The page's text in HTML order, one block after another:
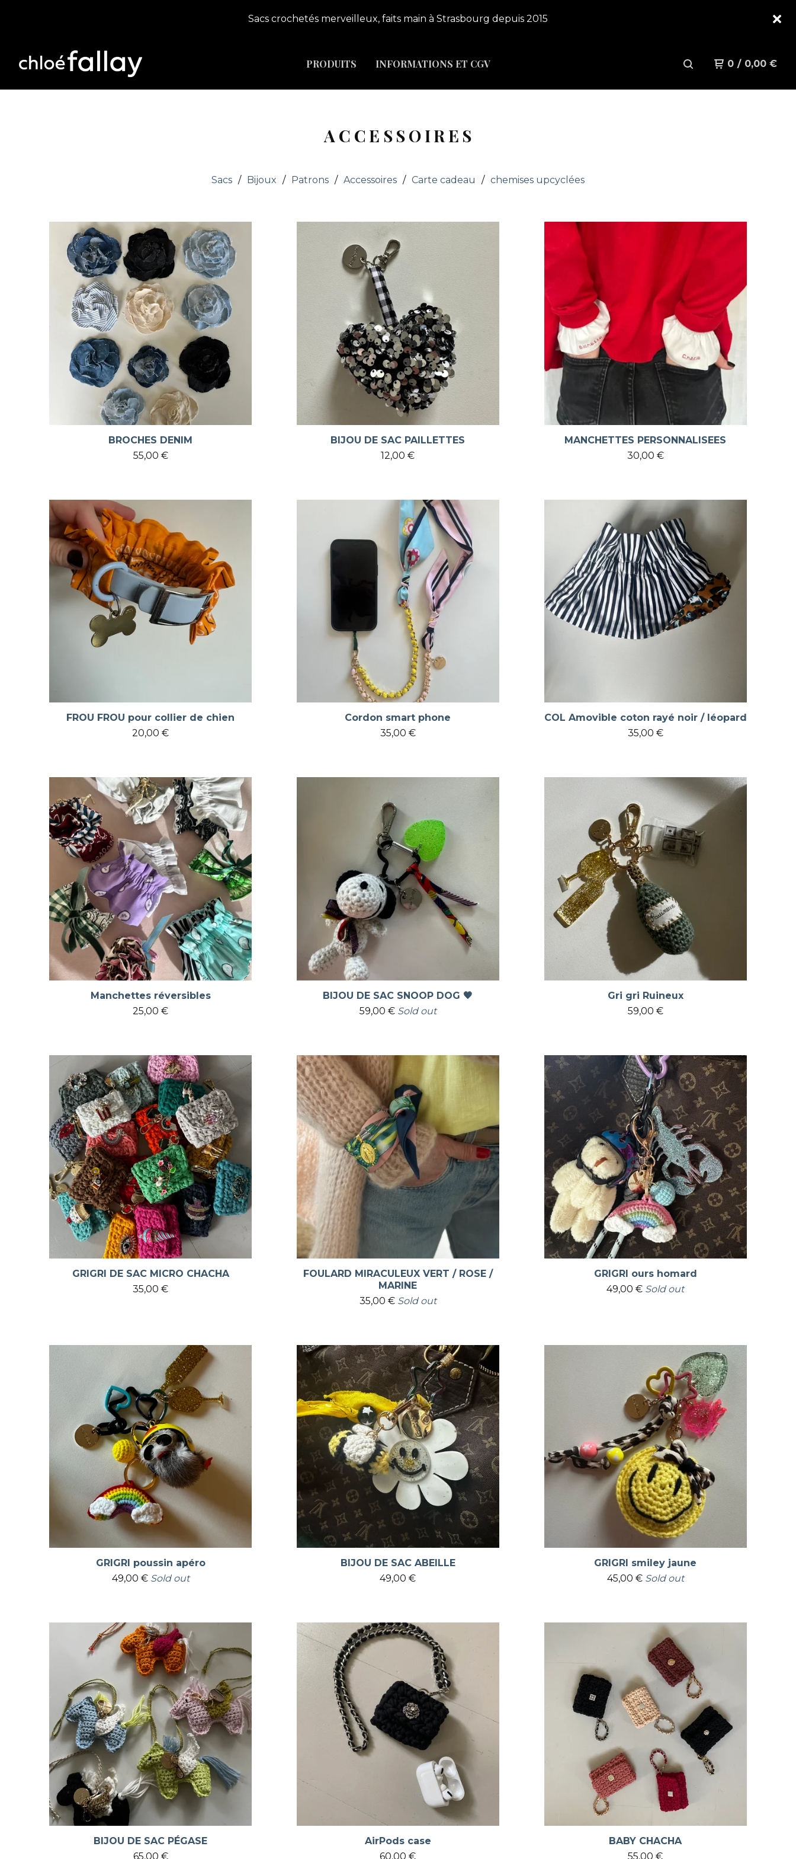
Sacs crochetés merveilleux, faits main à Strasbourg depuis 2015
PRODUITS INFORMATIONS ET CGV 0 / 0,00 €
ACCESSOIRES
Sacs Bijoux Patrons Accessoires Carte cadeau chemises upcyclées
BROCHES DENIM
55,00 €
BIJOU DE SAC PAILLETTES
12,00€
MANCHETTES PERSONNALISEES
30,00 €
FROU FROU pour collier de chien
20,00€
Cordon smart phone
35,00 €
COL Amovible coton rayé noir / léopard
35,00 €
Manchettes réversibles
25,00€
BIJOU DE SAC SNOOP DOG 🖤
59,00 € Sold out
Gri gri Ruineux
59,00 €
GRIGRI DE SAC MICRO CHACHA
35,00€
FOULARD MIRACULEUX VERT / ROSE /
MARINE
35,00 € Sold out
GRIGRI ours homard
49,00€ Sold out
GRIGRI poussin apéro
49,00 € Sold out
BIJOU DE SAC ABEILLE
49,00€
GRIGRI smiley jaune
45,00 € Sold out
BIJOU DE SAC PÉGASE
65,00 €
AirPods case
60,00€
BABY CHACHA
55,00€